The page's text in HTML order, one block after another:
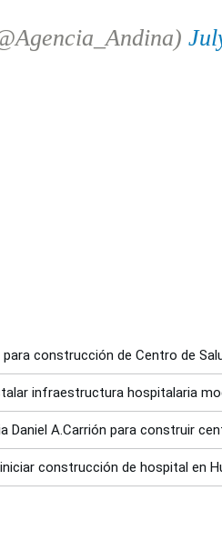
construcción de Centro de
infraestructura hospitalaria
Daniel A.Carrión para construir
construcción de hospital en